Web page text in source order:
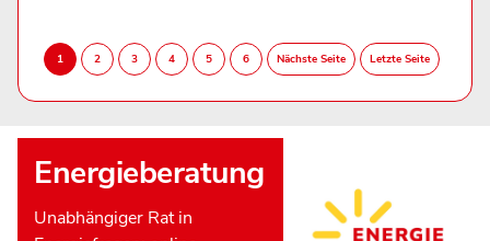
Energieberatung
Unabhängiger Rat in